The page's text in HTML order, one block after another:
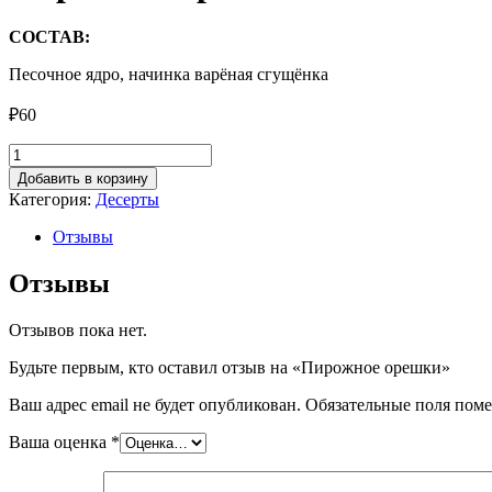
СОСТАВ:
Песочное ядро, начинка варёная сгущёнка
₽60
Количество
товара
Пирожное
орешки
Добавить в корзину
Категория: Десерты
Отзывы
Отзывы
Отзывов пока нет.
Будьте первым, кто оставил отзыв на «Пирожное орешки»
Ваш адрес email не будет опубликован. Обязательные поля
Ваша оценка *